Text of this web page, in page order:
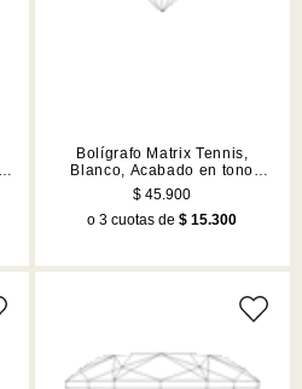
Bolígrafo Matrix Tennis,
Blanco, Acabado en tono
acabado en tono cromado
$ 45.900
o 3 cuotas de$ 15.300